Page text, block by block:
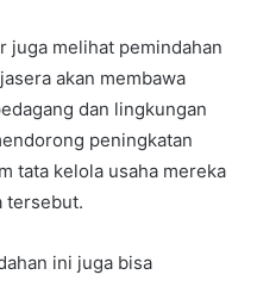
juga melihat pemindahan
akan membawa
dan lingkungan
peningkatan
tata kelola usaha mereka
tersebut.
ini juga bisa